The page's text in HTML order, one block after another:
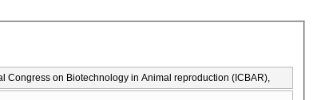
Congress on Biotechnology in Animal reproduction (ICBAR),